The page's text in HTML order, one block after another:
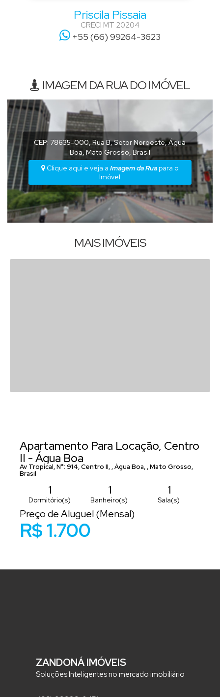
Priscila Pissaia
CRECI MT 20204
+55 (66) 99264-3623
IMAGEM DA RUA DO IMÓVEL
CEP: 78635-000,Rua B,Setor Noroeste,Água
Boa, Mato Grosso, Brasil
Clique aqui e veja aImagem da Ruapara o
Imóvel
MAIS IMÓVEIS
Apartamento Para Locação, Centro
II - Água Boa
Av Tropical,N°: 914,Centro II ,Água Boa ,Mato Grosso,
Brasil
1
Dormitório(s)
1
Banheiro(s)
1
Sala(s)
1
Suíte(s)
1
R$ 1.700
Preço de Aluguel (Mensal)
ZANDONÁ IMÓVEIS
Soluções Inteligentes no mercado imobiliário